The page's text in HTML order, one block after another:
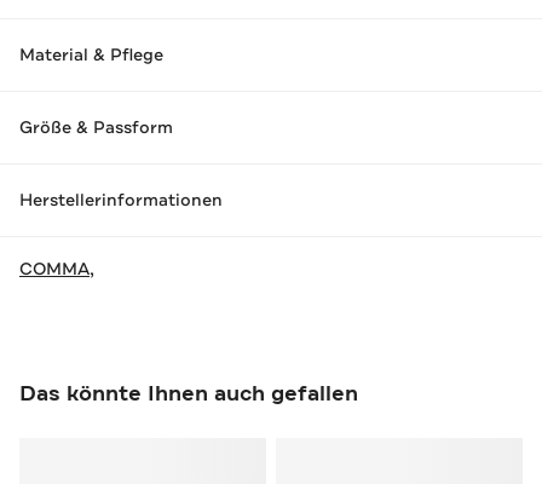
Material & Pflege
Größe & Passform
Herstellerinformationen
COMMA,
Das könnte Ihnen auch gefallen